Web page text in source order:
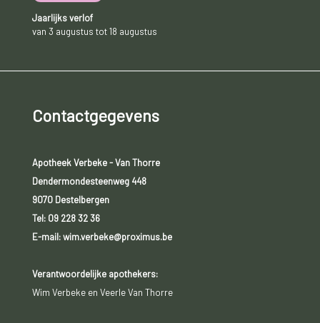
Jaarlijks verlof
van 3 augustus tot 18 augustus
Contactgegevens
Apotheek Verbeke - Van Thorre
Dendermondesteenweg 448
9070 Destelbergen
Tel: 09 228 32 36
E-mail: wim.verbeke@proximus.be
Verantwoordelijke apothekers:
Wim Verbeke en Veerle Van Thorre